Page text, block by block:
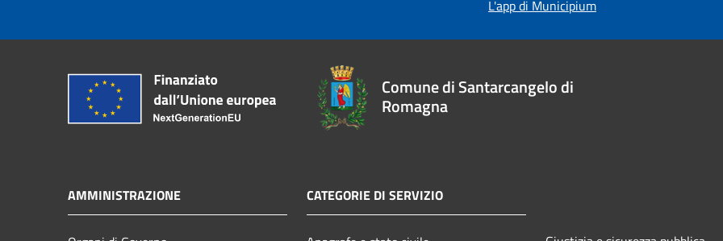
L'app di Municipium
Comune di Santarcangelo di
Romagna
AMMINISTRAZIONE CATEGORIE DI SERVIZIO